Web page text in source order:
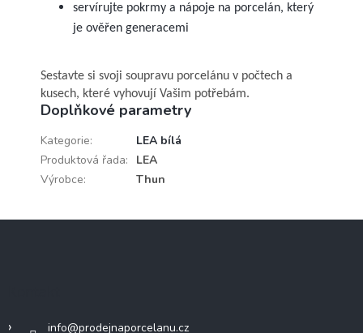
servírujte pokrmy a nápoje na porcelán, který
je ověřen generacemi
Sestavte si svoji soupravu porcelánu v počtech a
kusech, které vyhovují Vašim potřebám.
Doplňkové parametry
Kategorie:
LEA bílá
Produktová řada:
LEA
Výrobce: Thun
info@prodejnaporcelanu.cz